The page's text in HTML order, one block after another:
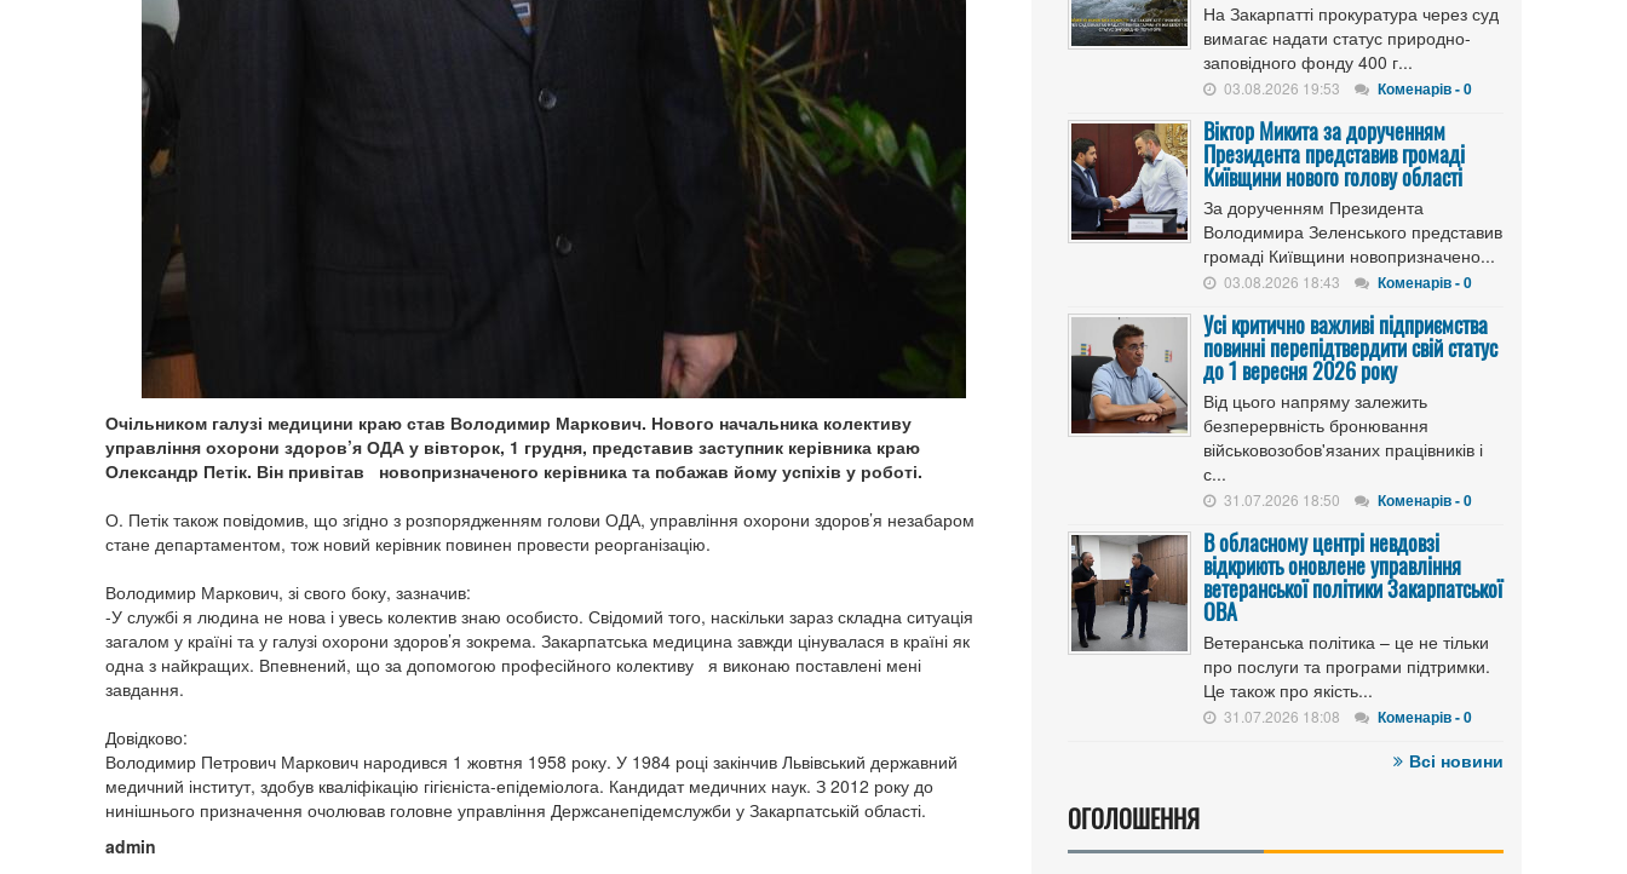
Очільником галузі медицини краю став Володимир Маркович. Нового начальника колективу
управління охорони здоров’я ОДА у вівторок, 1 грудня, представив заступник керівника краю
Олександр Петік. Він привітав новопризначеного керівника та побажав йому успіхів у роботі.
О. Петік також повідомив, що згідно з розпорядженням голови ОДА, управління охорони здоров’я незабаром
стане департаментом, тож новий керівник повинен провести реорганізацію.
Володимир Маркович, зі свого боку, зазначив:
-У службі я людина не нова і увесь колектив знаю особисто. Свідомий того, наскільки зараз складна ситуація
загалом у країні та у галузі охорони здоров’я зокрема. Закарпатська медицина завжди цінувалася в країні як
одна з найкращих. Впевнений, що за допомогою професійного колективу я виконаю поставлені мені
завдання.
Довідково:
Володимир Петрович Маркович народився 1 жовтня 1958 року. У 1984 році закінчив Львівський державний
медичний інститут, здобув кваліфікацію гігієніста-епідеміолога. Кандидат медичних наук. З 2012 року до
нинішнього призначення очолював головне управління Держсанепідемслужби у Закарпатській області.
admin
На Закарпатті прокуратура через суд
вимагає надати статус природно-
заповідного фонду 400 г...
03.08.2026 19:53 Коменарів - 0
Віктор Микита за дорученням
Президента представив громаді
Київщини нового голову області
За дорученням Президента
Володимира Зеленського представив
громаді Київщини новопризначено...
03.08.2026 18:43 Коменарів - 0
Усі критично важливі підприємства
повинні перепідтвердити свій статус
до 1 вересня 2026 року
Від цього напряму залежить
безперервність бронювання
військовозобов'язаних працівників і
с...
31.07.2026 18:50 Коменарів - 0
В обласному центрі невдовзі
відкриють оновлене управління
ветеранської політики Закарпатської
ОВА
Ветеранська політика – це не тільки
про послуги та програми підтримки.
Це також про якість...
31.07.2026 18:08 Коменарів - 0
Всі новини
ОГОЛОШЕННЯ